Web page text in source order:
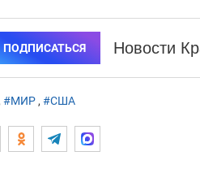
ПОДПИСАТЬСЯ Новости
#МИР, #США